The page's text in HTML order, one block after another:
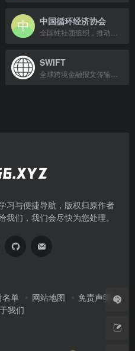
中国循环经济协会
SWIFT
习与便捷导航，版权归原作者
们，我们会尽快为您处理。
名单 网站地图
免责声明
我们